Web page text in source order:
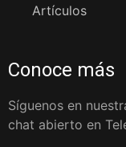
Artículos
Conoce más
Síguenos en
chat abierto en